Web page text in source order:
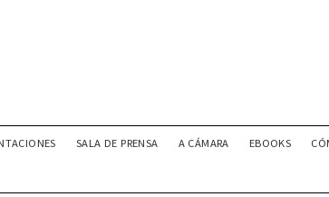
SALA DE PRENSA A CÁMARA EBOOKS